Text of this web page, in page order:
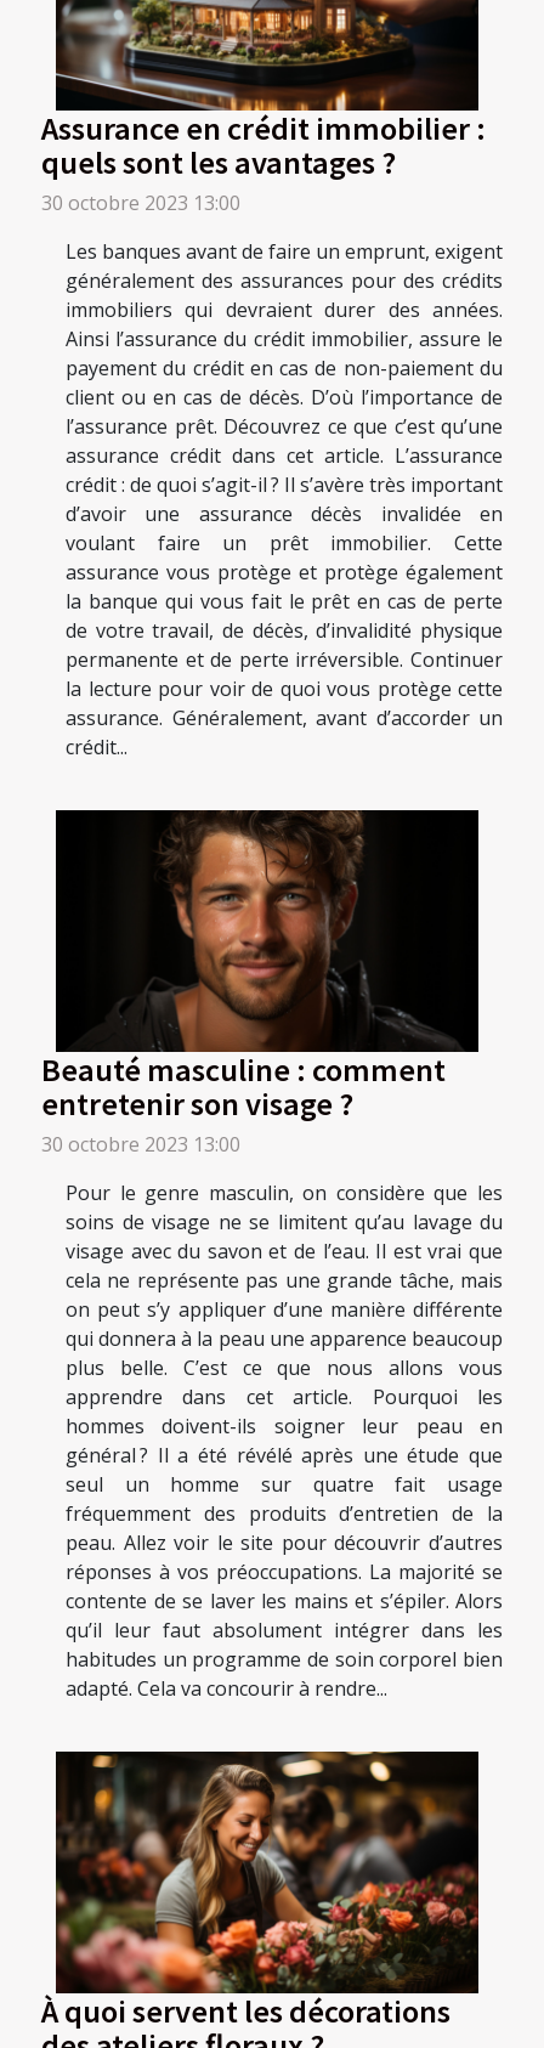
Assurance en crédit immobilier :
quels sont les avantages ?
30 octobre 2023 13:00
Les banques avant de faire un emprunt, exigent
généralement des assurances pour des crédits
immobiliers qui devraient durer des années.
Ainsi l’assurance du crédit immobilier, assure le
payement du crédit en cas de non-paiement du
client ou en cas de décès. D’où l’importance de
l’assurance prêt. Découvrez ce que c’est qu’une
assurance crédit dans cet article. L’assurance
crédit : de quoi s’agit-il ? Il s’avère très important
d’avoir une assurance décès invalidée en
voulant faire un prêt immobilier. Cette
assurance vous protège et protège également
la banque qui vous fait le prêt en cas de perte
de votre travail, de décès, d’invalidité physique
permanente et de perte irréversible. Continuer
la lecture pour voir de quoi vous protège cette
assurance. Généralement, avant d’accorder un
crédit...
Beauté masculine : comment
entretenir son visage ?
30 octobre 2023 13:00
Pour le genre masculin, on considère que les
soins de visage ne se limitent qu’au lavage du
visage avec du savon et de l’eau. Il est vrai que
cela ne représente pas une grande tâche, mais
on peut s’y appliquer d’une manière différente
qui donnera à la peau une apparence beaucoup
plus belle. C’est ce que nous allons vous
apprendre dans cet article. Pourquoi les
hommes doivent-ils soigner leur peau en
général ? Il a été révélé après une étude que
seul un homme sur quatre fait usage
fréquemment des produits d’entretien de la
peau. Allez voir le site pour découvrir d’autres
réponses à vos préoccupations. La majorité se
contente de se laver les mains et s’épiler. Alors
qu’il leur faut absolument intégrer dans les
habitudes un programme de soin corporel bien
adapté. Cela va concourir à rendre...
À quoi servent les décorations